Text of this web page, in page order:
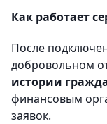
Как работает
После
добровольном
истории
финансовым
заявок.